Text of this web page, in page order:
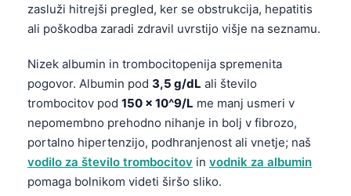
zasluži hitrejši pregled, ker se obstrukcija, hepatitis
ali poškodba zaradi zdravil uvrstijo višje na seznamu.
Nizek albumin in trombocitopenija spremenita
pogovor. Albumin pod 3,5 g/dL ali število
trombocitov pod 150 × 10^9/L me manj usmeri v
nepomembno prehodno nihanje in bolj v fibrozo,
portalno hipertenzijo, podhranjenost ali vnetje; naš
vodilo za število trombocitov in vodnik za albumin
pomaga bolnikom videti širšo sliko.
Українська
O‘zbekcha
Català
Қазақ тілі
Suomi
Slovenčina